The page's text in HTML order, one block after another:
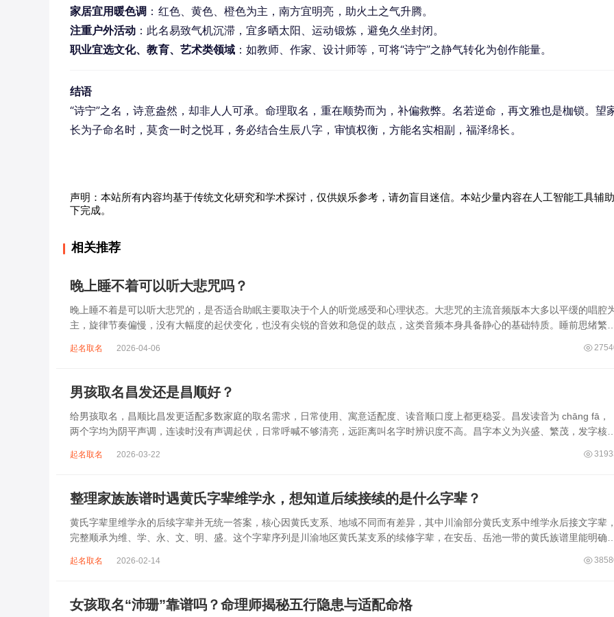
家居宜用暖色调 ：红色、黄色、橙色为主，南方宜明亮，助火土之气升腾。
注重户外活动 ：此名易致气机沉滞，宜多晒太阳、运动锻炼，避免久坐封闭。
职业宜选文化、教育、艺术类领域：如教师、作家、设计师等，可将“诗宁”之静气转化为创作能量。
结语
“诗宁”之名，诗意盎然，却非人人可承。命理取名，重在顺势而为，补偏救弊。名若逆命，再文雅也是枷锁。望
长为子命名时，莫贪一时之悦耳，务必结合生辰八字，审慎权衡，方能名实相副，福泽绵长。
声明：本站所有内容均基于传统文化研究和学术探讨，仅供娱乐参考，请勿盲目迷信。本站少量内容在人工智能工具辅助
下完成。
相关推荐
晚上睡不着可以听大悲咒吗？
晚上睡不着是可以听大悲咒的，是否适合助眠主要取决于个人的听觉感受和心理状态。大悲咒的主流音频版本大多以平缓的唱腔
主，旋律节奏偏慢，没有大幅度的起伏变化，也没有尖锐的音效和急促的鼓点，这类音频本身具备静心的基础特质。睡前思绪繁
起名取名 2026-04-06
男孩取名昌发还是昌顺好？
给男孩取名，昌顺比昌发更适配多数家庭的取名需求，日常使用、寓意适配度、读音顺口度上都更稳妥。昌发读音为 chāng fā，
两个字均为阴平声调，连读时没有声调起伏，日常呼喊不够清亮，远距离叫名字时辨识度不高。昌字本义为兴盛、繁茂，发字核
起名取名 2026-03-22
整理家族族谱时遇黄氏字辈维学永，想知道后续接续的是什么字辈？
黄氏字辈里维学永的后续字辈并无统一答案，核心因黄氏支系、地域不同而有差异，其中川渝部分黄氏支系中维学永后接文字辈
完整顺承为维、学、永、文、明、盛。这个字辈序列是川渝地区黄氏某支系的续修字辈，在安岳、岳池一带的黄氏族谱里能明确
起名取名 2026-02-14
女孩取名“沛珊”靠谱吗？命理师揭秘五行隐患与适配命格